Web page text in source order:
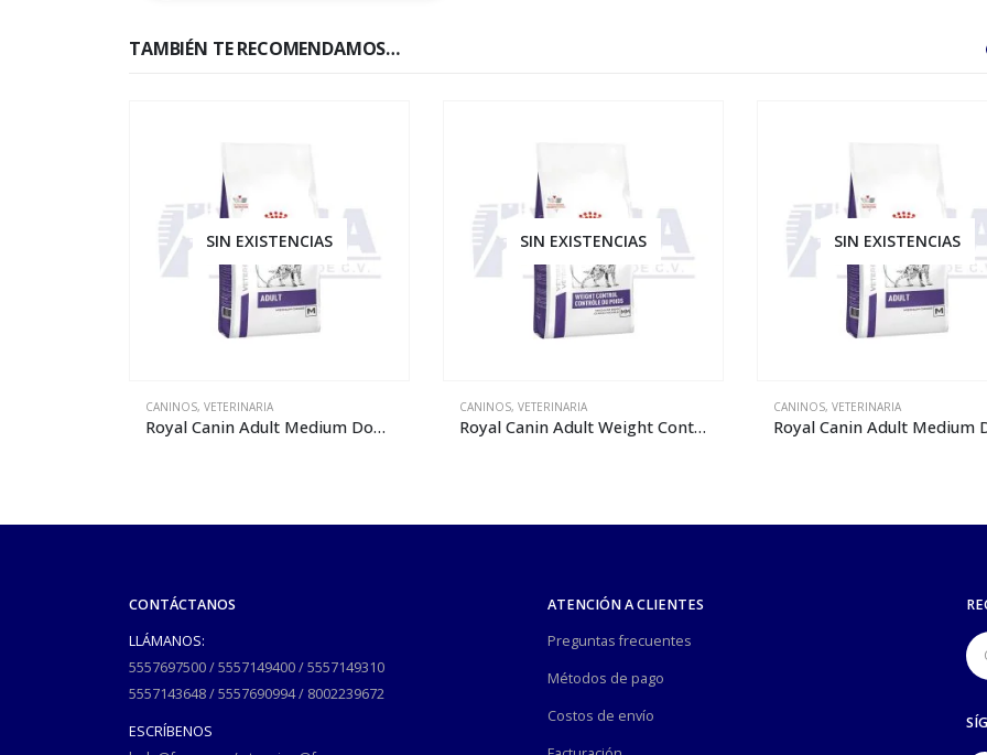
TAMBIÉN TE RECOMENDAMOS…
SIN EXISTENCIAS
CANINOS, VETERINARIA
Royal Canin Adult Weight Control Medium Dog – 8 kg
SIN EXISTENCIAS
CANINOS, VETERINARIA
Royal Canin Adult Medium Dog – 4 kg
SIN EXISTENCIAS
CANINOS, VETERINARIA
CONTÁCTANOS
LLÁMANOS:
5557697500/5557149400/5557149310
5557143648/5557690994/ 8002239672
ESCRÍBENOS
ATENCIÓN A CLIENTES
Preguntas frecuentes
Métodos de pago
Costos de envío